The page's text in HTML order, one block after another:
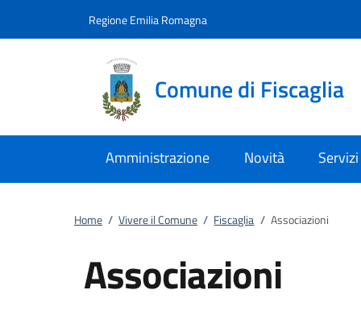
Regione Emilia Romagna
Comune di Fiscaglia
Amministrazione Novità Servizi
Home / Vivere il Comune / Fiscaglia / Associazioni
Associazioni